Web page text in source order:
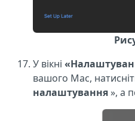
У вікні
вашого Mac,
налаштування», а